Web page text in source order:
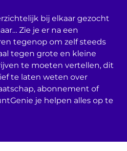
bij elkaar gezocht
Zie je er na een
tegenop om zelf steeds
tegen grote en kleine
te moeten vertellen, dit
te laten weten over
abonnement of
je helpen alles op te